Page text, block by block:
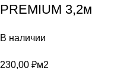
PREMIUM 3,2м
В наличии
230,00 ₽м2